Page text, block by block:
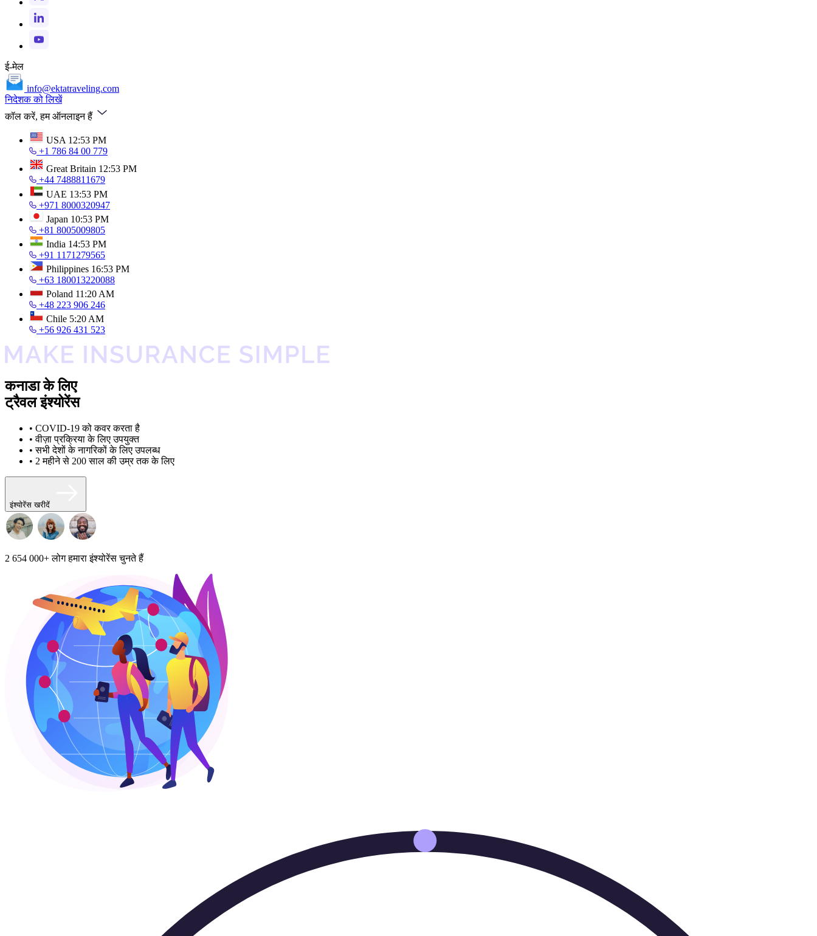
ई-मेल
info@ektatraveling.com
निदेशक को लिखें
कॉल करें, हम ऑनलाइन हैं
USA 12:53 PM
+1 786 84 00 779
Great Britain 12:53 PM
+44 7488811679
UAE 13:53 PM
+971 8000320947
Japan 10:53 PM
+81 8005009805
India 14:53 PM
+91 1171279565
Philippines 16:53 PM
+63 180013220088
Poland 11:20 AM
+48 223 906 246
Chile 5:20 AM
+56 926 431 523
कनाडा के लिए
ट्रैवल इंश्योरेंस
• COVID-19 को कवर करता है
• वीज़ा प्रक्रिया के लिए उपयुक्त
• सभी देशों के नागरिकों के लिए उपलब्ध
• 2 महीने से 200 साल की उम्र तक के लिए
इंश्योरेंस खरीदें
2 654 000+लोग हमारा इंश्योरेंस चुनते हैं